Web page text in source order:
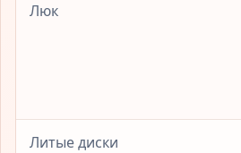
Люк
Литые диски